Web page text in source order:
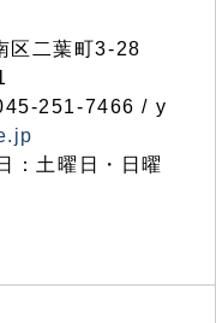
区二葉町3-28
251-7466 / y
：土曜日・日曜